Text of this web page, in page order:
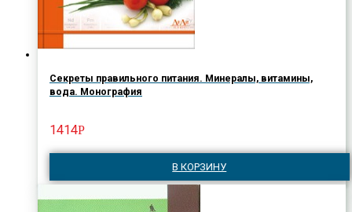
Секреты правильного питания. Минералы, витамины,
вода. Монография
1414Р
В КОРЗИНУ